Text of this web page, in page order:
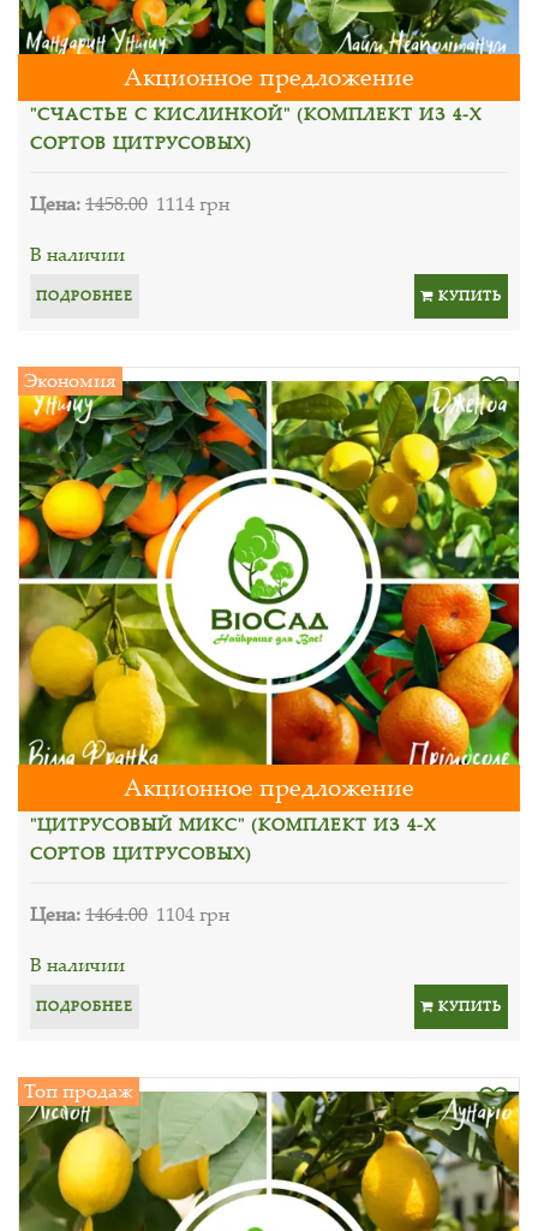
Акционное предложение
"СЧАСТЬЕ С КИСЛИНКОЙ" (КОМПЛЕКТ ИЗ 4-Х
СОРТОВ ЦИТРУСОВЫХ)
Цена:1458.00 1114 грн
В наличии
ПОДРОБНЕЕ КУПИТЬ
Экономия
Акционное предложение
"ЦИТРУСОВЫЙ МИКС" (КОМПЛЕКТ ИЗ 4-Х
СОРТОВ ЦИТРУСОВЫХ)
Цена:1464.00 1104 грн
В наличии
ПОДРОБНЕЕ КУПИТЬ
Топ продаж